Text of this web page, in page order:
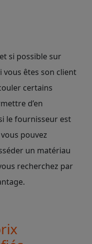
si possible sur
vous êtes son client
certains
d’en
le fournisseur est
pouvez
un matériau
recherchez par